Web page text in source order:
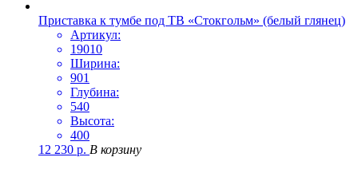
Приставка к тумбе под ТВ «Стокгольм» (белый глянец)
Артикул:
19010
Ширина:
901
Глубина:
540
Высота:
400
12 230 р. В корзину